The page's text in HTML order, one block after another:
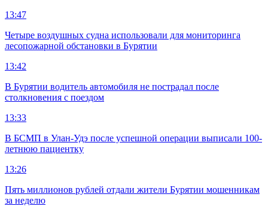
13:47
Четыре воздушных судна использовали для мониторинга
лесопожарной обстановки в Бурятии
13:42
В Бурятии водитель автомобиля не пострадал после
столкновения с поездом
13:33
В БСМП в Улан-Удэ после успешной операции выписали 100-
летнюю пациентку
13:26
Пять миллионов рублей отдали жители Бурятии мошенникам
за неделю